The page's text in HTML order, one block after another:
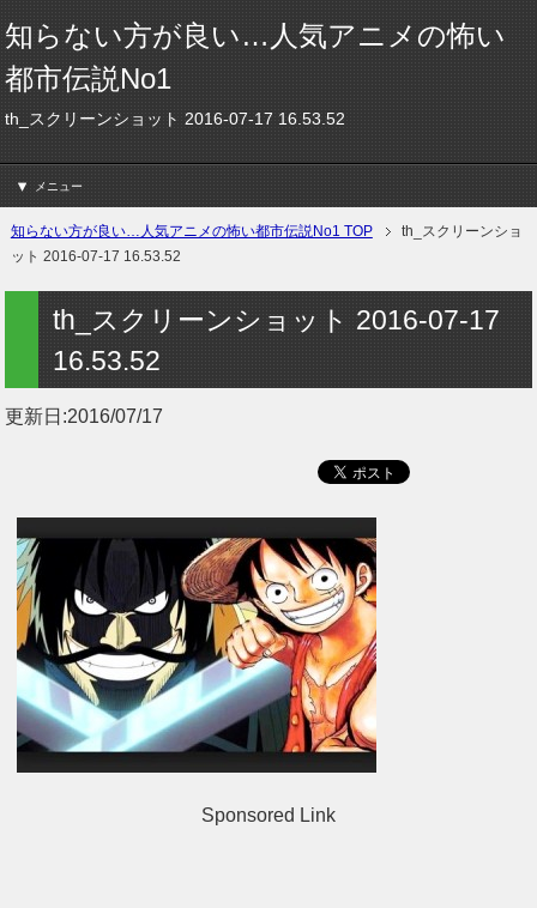
知らない方が良い…人気アニメの怖い
都市伝説No1
th_スクリーンショット 2016-07-17 16.53.52
メニュー
知らない方が良い…人気アニメの怖い都市伝説No1 TOP
th_スクリーンショ
ット 2016-07-17 16.53.52
th_スクリーンショット 2016-07-17
16.53.52
更新日:2016/07/17
Sponsored Link